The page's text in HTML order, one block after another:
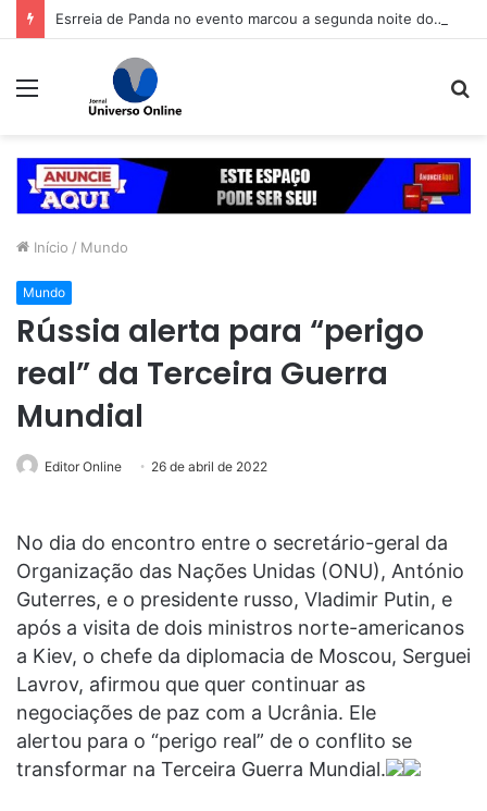
Esrreia de Panda no evento marcou a segunda noite do Aparecida é Show, que seguiu no sábado (8) com shows da dupla Cleber & Cauan e da equipe Deboxe
Menu
Início / Mundo
Mundo
Rússia alerta para “perigo
real” da Terceira Guerra
Mundial
Editor Online 26 de abril de 2022
No dia do encontro entre o secretário-geral da
Organização das Nações Unidas (ONU), António
Guterres, e o presidente russo, Vladimir Putin, e
após a visita de dois ministros norte-americanos
a Kiev, o chefe da diplomacia de Moscou, Serguei
Lavrov, afirmou que quer continuar as
negociações de paz com a Ucrânia. Ele
alertou para o “perigo real” de o conflito se
transformar na Terceira Guerra Mundial.